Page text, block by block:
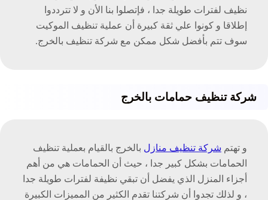
نظيف لفترات طويلة جدا ، فإتصلوا بنا الأن و لا تترددوا
إطلاقا و كونوا علي ثقة كبيرة أن عملية تنظيف الموكيت
سوف تتم بأفضل شكل ممكن مع شركة تنظيف بالخرج.
شركة تنظيف حمامات بالخرج
و تهتم شركة تنظيف منازل بالخرج بالقيام بعملية تنظيف
الحمامات بشكل كبير جدا ، حيث أن الحمامات هي من أهم
أجزاء المنزل الذي يفضل أن تبقي نظيفة لفترات طويلة جدا
، و لذلك تجدوا أن شركتنا تقدم الكثير من المميزات الكبيرة